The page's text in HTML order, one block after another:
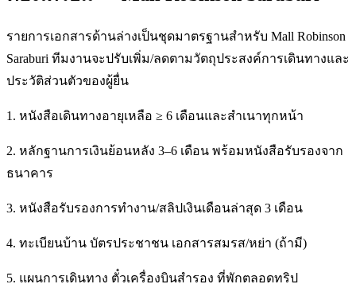
รายการเอกสารด้านล่างเป็นชุดมาตรฐานสำหรับ Mall Robinson
Saraburi ทีมงานจะปรับเพิ่ม/ลดตามวัตถุประสงค์การเดินทางและ
ประวัติส่วนตัวของผู้ยื่น
1. หนังสือเดินทางอายุเหลือ ≥ 6 เดือนและสำเนาทุกหน้า
2. หลักฐานการเงินย้อนหลัง 3–6 เดือน พร้อมหนังสือรับรองจาก
ธนาคาร
3. หนังสือรับรองการทำงาน/สลิปเงินเดือนล่าสุด 3 เดือน
4. ทะเบียนบ้าน บัตรประชาชน เอกสารสมรส/หย่า (ถ้ามี)
5. แผนการเดินทาง ตั๋วเครื่องบินสำรอง ที่พักตลอดทริป